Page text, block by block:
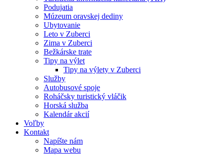
Podujatia
Múzeum oravskej dediny
Ubytovanie
Leto v Zuberci
Zima v Zuberci
Bežkárske trate
Tipy na výlet
Tipy na výlety v Zuberci
Služby
Autobusové spoje
Roháčsky turistický vláčik
Horská služba
Kalendár akcií
Voľby
Kontakt
Napíšte nám
Mapa webu